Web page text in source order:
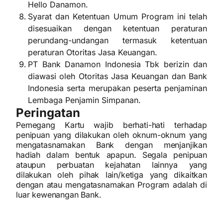
Hello Danamon.
Syarat dan Ketentuan Umum Program ini telah
disesuaikan dengan ketentuan peraturan
perundang-undangan termasuk ketentuan
peraturan Otoritas Jasa Keuangan.
PT Bank Danamon Indonesia Tbk berizin dan
diawasi oleh Otoritas Jasa Keuangan dan Bank
Indonesia serta merupakan peserta penjaminan
Lembaga Penjamin Simpanan.
Peringatan
Pemegang Kartu wajib berhati-hati terhadap
penipuan yang dilakukan oleh oknum-oknum yang
mengatasnamakan Bank dengan menjanjikan
hadiah dalam bentuk apapun. Segala penipuan
ataupun perbuatan kejahatan lainnya yang
dilakukan oleh pihak lain/ketiga yang dikaitkan
dengan atau mengatasnamakan Program adalah di
luar kewenangan Bank.